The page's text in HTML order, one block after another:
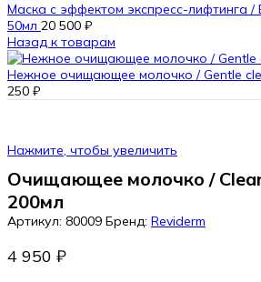
Маска с эффектом экспресс-лифтинга /
50мл 20 500 ₽
Назад к товарам
Нежное очищающее молочко / Gentle
250 ₽
Нажмите, чтобы увеличить
Очищающее молочко /
200мл
Артикул: 80009 Бренд: Reviderm
4 950 ₽